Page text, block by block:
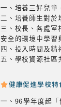
一、培養三好兒童
二、培養師生對於
三、校長、各處室
安全的環境中學習
四、投入時間及精
五、學校資源社區
健康促進學校特
一、96學年度起